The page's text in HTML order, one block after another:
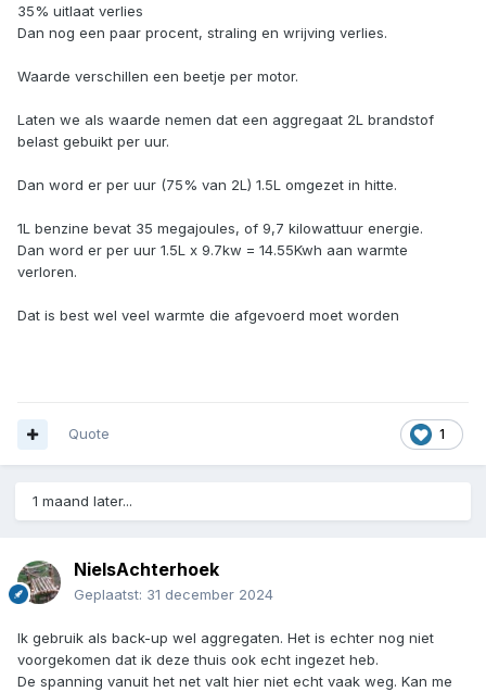
35% uitlaat verlies
Dan nog een paar procent, straling en wrijving verlies.
Waarde verschillen een beetje per motor.
Laten we als waarde nemen dat een aggregaat 2L brandstof
belast gebuikt per uur.
Dan word er per uur (75% van 2L) 1.5L omgezet in hitte.
1L benzine bevat 35 megajoules, of 9,7 kilowattuur energie.
Dan word er per uur 1.5L x 9.7kw = 14.55Kwh aan warmte
verloren.
Dat is best wel veel warmte die afgevoerd moet worden
1
Quote
1 maand later...
NielsAchterhoek
Geplaatst: 31 december 2024
Ik gebruik als back-up wel aggregaten. Het is echter nog niet
voorgekomen dat ik deze thuis ook echt ingezet heb.
De spanning vanuit het net valt hier niet echt vaak weg. Kan me